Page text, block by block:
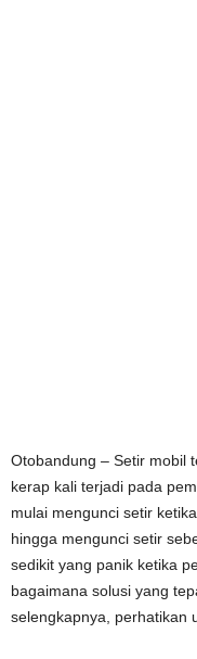
Otobandung – Setir mobil
kerap kali terjadi pada
mulai mengunci setir
hingga mengunci setir
sedikit yang panik ketika
bagaimana solusi yang
selengkapnya, perhatikan